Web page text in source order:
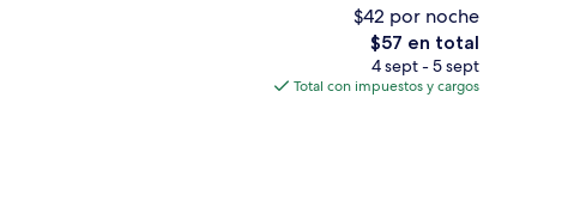
Caja de seguridad en la habitación y
$42 por noche
El
precio
total
$57 en total
4 sept - 5 sept
Total con impuestos y cargos